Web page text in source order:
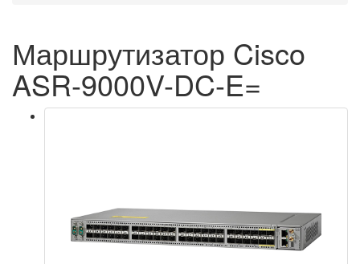
Маршрутизатор Cisco
ASR-9000V-DC-E=